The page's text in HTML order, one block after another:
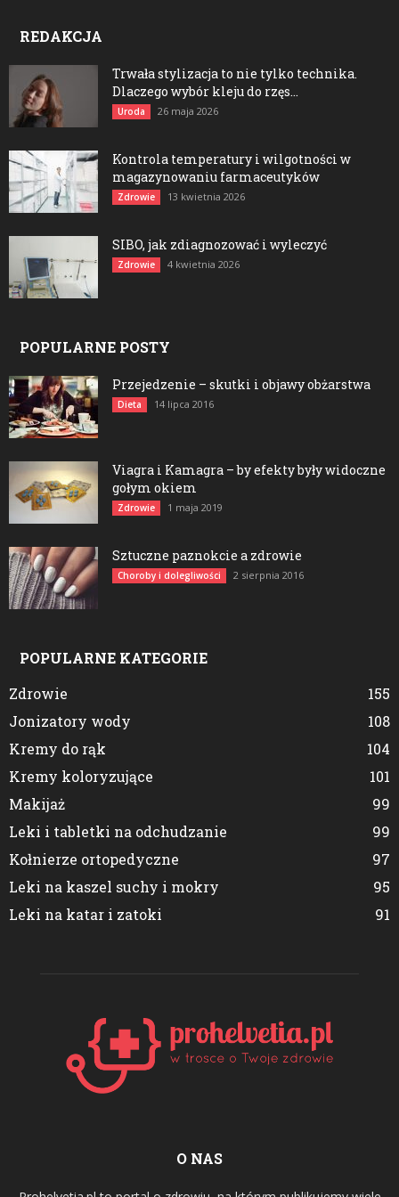
REDAKCJA
Trwała stylizacja to nie tylko technika.
Dlaczego wybór kleju do rzęs...
Uroda 26 maja 2026
Kontrola temperatury i wilgotności w
magazynowaniu farmaceutyków
Zdrowie 13 kwietnia 2026
SIBO, jak zdiagnozować i wyleczyć
Zdrowie 4 kwietnia 2026
POPULARNE POSTY
Przejedzenie – skutki i objawy obżarstwa
Dieta 14 lipca 2016
Viagra i Kamagra – by efekty były widoczne
gołym okiem
Zdrowie 1 maja 2019
Sztuczne paznokcie a zdrowie
Choroby i dolegliwości 2 sierpnia 2016
POPULARNE KATEGORIE
Zdrowie
155
Jonizatory wody
108
Kremy do rąk
104
Kremy koloryzujące
101
Makijaż
99
Leki i tabletki na odchudzanie
99
Kołnierze ortopedyczne
97
Leki na kaszel suchy i mokry
95
Leki na katar i zatoki
91
O NAS